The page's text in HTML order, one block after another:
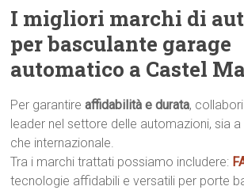
I migliori marchi di
per basculante garage
automatico a Castel
Per garantireaffidabilità e durata,
leader nel settore delle automazioni, sia
che internazionale.
Tra i marchi trattati possiamo includere:
tecnologie affidabili e versatili per porte